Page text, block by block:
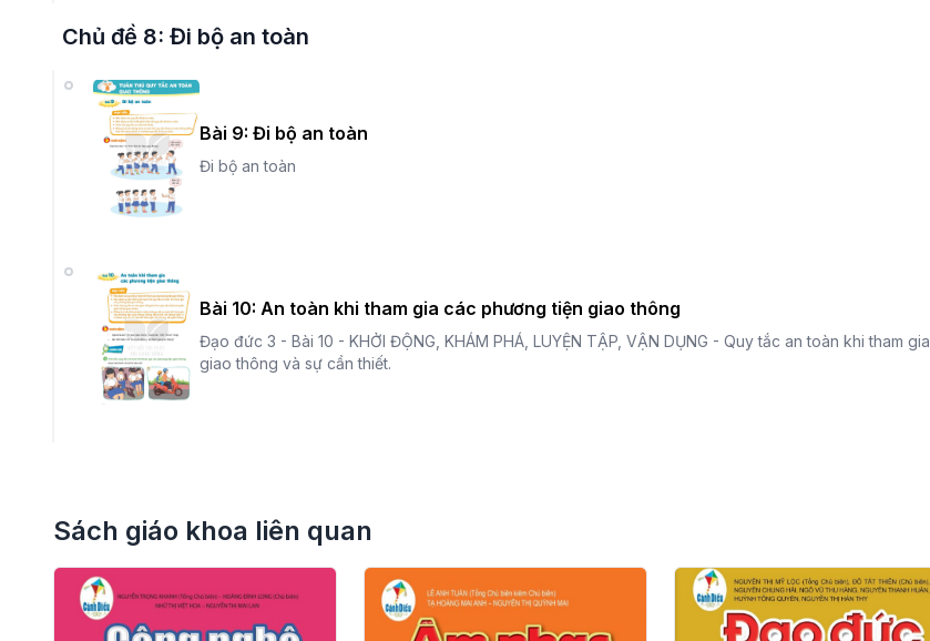
Chủ đề 8: Đi bộ an toàn
Bài 9: Đi bộ an toàn
Đi bộ an toàn
Bài 10: An toàn khi tham gia các phương tiện giao thông
Đạo đức 3 - Bài 10 - KHỞI ĐỘNG, KHÁM PHÁ, LUYỆN TẬP, VẬN DỤNG - Quy tắc an toàn khi tham gia
giao thông và sự cần thiết.
Sách giáo khoa liên quan